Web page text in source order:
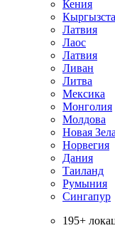
Кения
Латвия
Лаос
Латвия
Ливан
Литва
Мексика
Монголия
Молдова
Новая
Норвегия
Дания
Таиланд
Румыния
Сингапур
195+